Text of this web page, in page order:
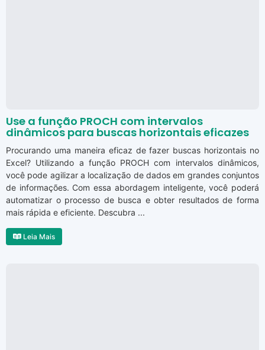
Use a função PROCH com intervalos
dinâmicos para buscas horizontais eficazes
Procurando uma maneira eficaz de fazer buscas horizontais no
Excel? Utilizando a função PROCH com intervalos dinâmicos,
você pode agilizar a localização de dados em grandes conjuntos
de informações. Com essa abordagem inteligente, você poderá
automatizar o processo de busca e obter resultados de forma
mais rápida e eficiente. Descubra ...
Leia Mais